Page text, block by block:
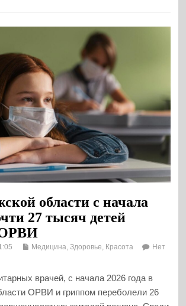
области с начала
27 тысяч детей
ОРВИ
Медицина, Здоровье, Красота
Нет
врачей, с начала 2026 года в
ОРВИ и гриппом переболели 26